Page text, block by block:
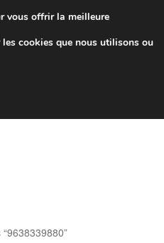
à partir de 7 EUR
de 9 h à 16 h
vous offrir la meilleure
cookies que nous utilisons ou